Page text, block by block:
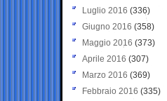
Luglio 2016 (336)
Giugno 2016 (358)
Maggio 2016 (373)
Aprile 2016 (307)
Marzo 2016 (369)
Febbraio 2016 (335)